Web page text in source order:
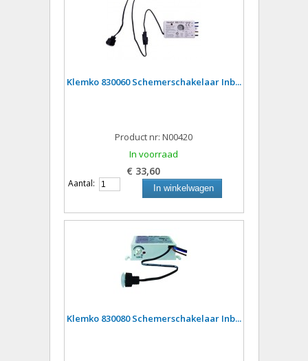
Klemko 830060 Schemerschakelaar Inb...
Product nr: N00420
In voorraad
€ 33,60
Aantal: In winkelwagen
Klemko 830080 Schemerschakelaar Inb...